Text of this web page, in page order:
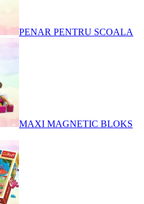
PENAR PENTRU SCOALA
MAXI MAGNETIC BLOKS